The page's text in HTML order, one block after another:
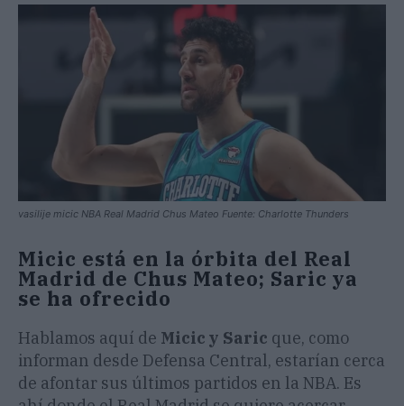
vasilije micic NBA Real Madrid Chus Mateo Fuente: Charlotte Thunders
Micic está en la órbita del Real
Madrid de Chus Mateo; Saric ya
se ha ofrecido
Hablamos aquí de Micic y Saric que, como
informan desde Defensa Central, estarían cerca
de afontar sus últimos partidos en la NBA. Es